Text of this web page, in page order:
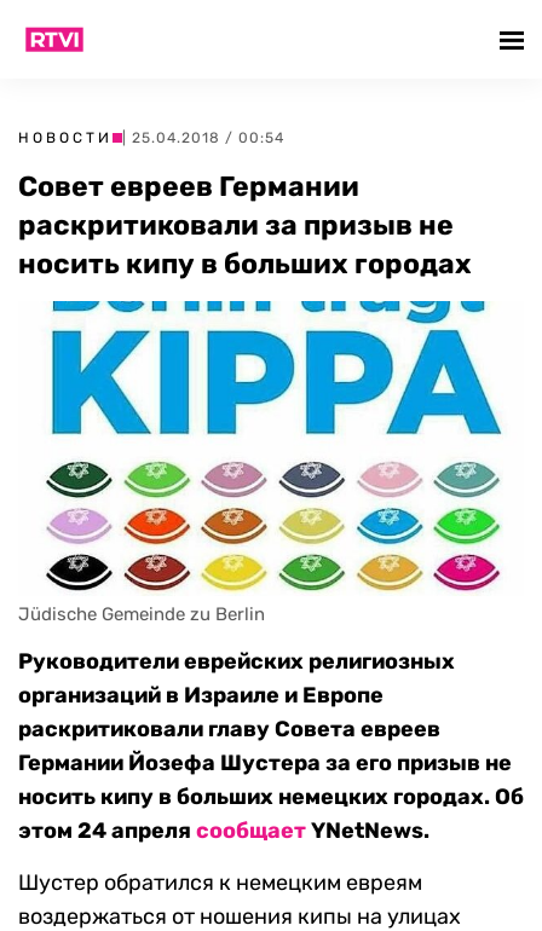
НОВОСТИ | 25.04.2018 / 00:54
Совет евреев Германии
раскритиковали за призыв не
носить кипу в больших городах
Jüdische Gemeinde zu Berlin
Руководители еврейских религиозных
организаций в Израиле и Европе
раскритиковали главу Совета евреев
Германии Йозефа Шустера за его призыв не
носить кипу в больших немецких городах. Об
этом 24 апреля сообщаетYNetNews.
Шустер обратился к немецким евреям
воздержаться от ношения кипы на улицах